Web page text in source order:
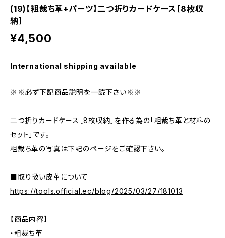
(19)【粗裁ち革+パーツ】二つ折りカードケース［8枚収
納］
¥4,500
International shipping available
※※必ず下記商品説明を一読下さい※※
二つ折りカードケース［8枚収納］を作る為の「粗裁ち革と材料の
セット」です。
粗裁ち革の写真は下記のページをご確認下さい。
■取り扱い皮革について
https://tools.official.ec/blog/2025/03/27/181013
【商品内容】
・粗裁ち革